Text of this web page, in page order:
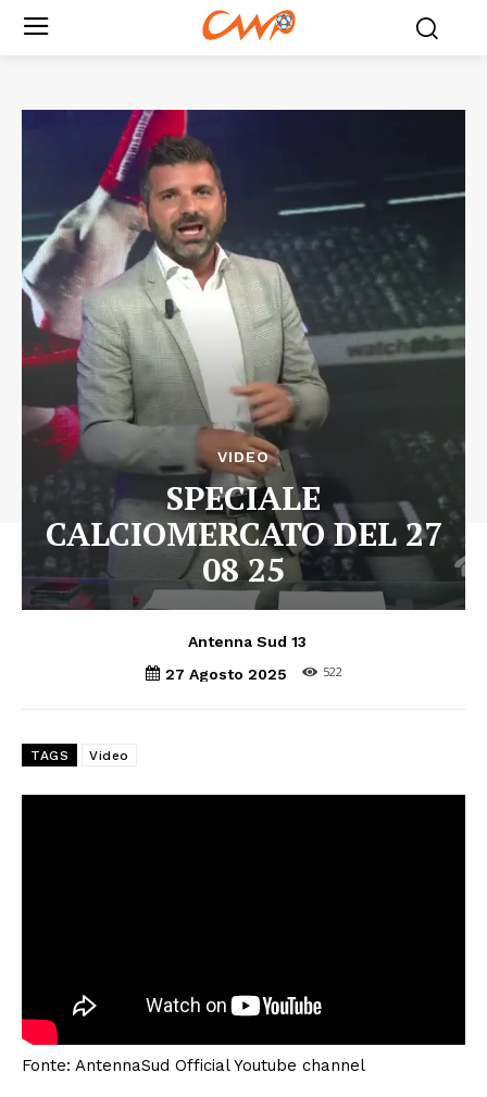
VIDEO
SPECIALE
CALCIOMERCATO DEL 27
08 25
Antenna Sud 13
27 Agosto 2025
522
TAGS Video
Fonte: AntennaSud Official Youtube channel